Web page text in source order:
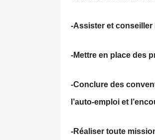
-Assister et
-Mettre en place des
-Conclure des
l’auto-emploi et
-Réaliser toute